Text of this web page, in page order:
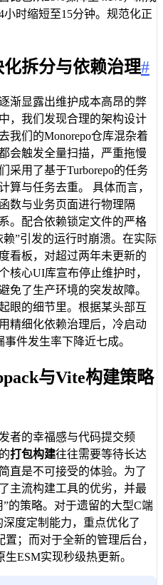
时缩短至15分钟。规范化正
拆分与依赖治理#
渐显露出维护成本高昂的弊
，我们发现合理的架构设计
我们的Monorepo仓库混杂着
会触发全量扫描，严重拖慢
采用了基于Turborepo的任务
算与任务去重。 具体而言，
数与业务页面进行物理隔
。配合依赖锁定文件的严格
”引发的运行时崩溃。在实际
看板，对超过两年未更新的
核心UI库宣布停止维护时，
免了生产环境的突发故障。
眼的细节里。根据某头部互
精细化依赖治理后，冷启动
件发生率下降近七成。
与Vite构建策略
者的幸福感与代码提交频
打包构建往往需要等待长达
直是不可接受的体验。为了
主流构建工具的优劣，并最
的策略。对于遗留的大型C端
深度定制能力，重点优化了
置；而对于全新的管理后台，
ESM实现秒级热更新。